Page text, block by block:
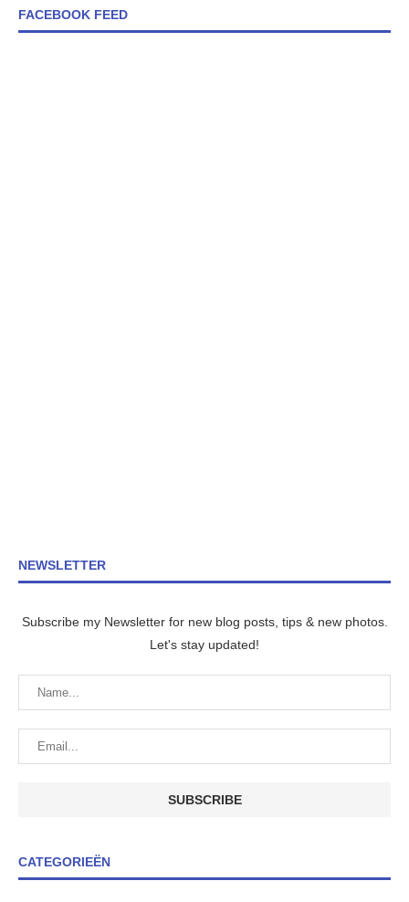
FACEBOOK FEED
NEWSLETTER
Subscribe my Newsletter for new blog posts, tips & new photos.
Let's stay updated!
CATEGORIEËN